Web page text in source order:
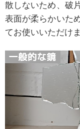
散しないため、破
表面が柔らかいた
てお使いいただけま